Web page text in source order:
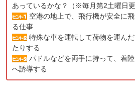
あっているかな？（※毎月第2土曜日更
空港の地上で、飛行機が安全に
る仕事
特殊な車を運転して荷物を運ん
たりする
パドルなどを両手に持って、着
へ誘導する